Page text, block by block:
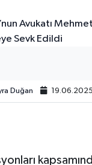
Duğan